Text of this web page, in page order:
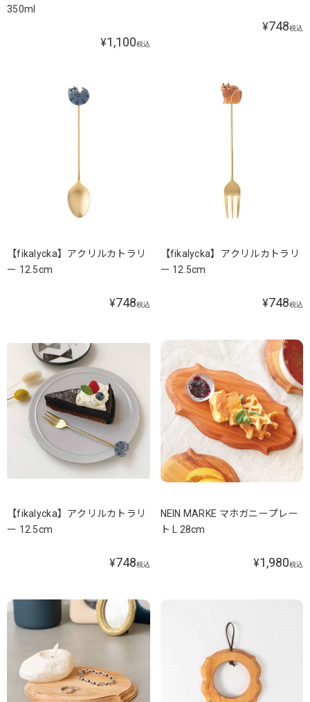
350ml
¥1,100税込
¥748税込
【fikalycka】アクリルカトラリ
ー 12.5cm
¥748税込
【fikalycka】アクリルカトラリ
ー 12.5cm
¥748税込
【fikalycka】アクリルカトラリ
ー 12.5cm
¥748税込
NEIN MARKE マホガニープレー
ト L 28cm
¥1,980税込